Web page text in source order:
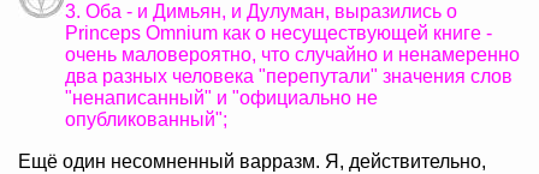
3. Оба - и Димьян, и Дулуман, выразились о
Princeps Omnium как о несуществующей книге -
очень маловероятно, что случайно и ненамеренно
два разных человека "перепутали" значения слов
"ненаписанный" и "официально не
опубликованный";
Ещё один несомненный варразм. Я, действительно,